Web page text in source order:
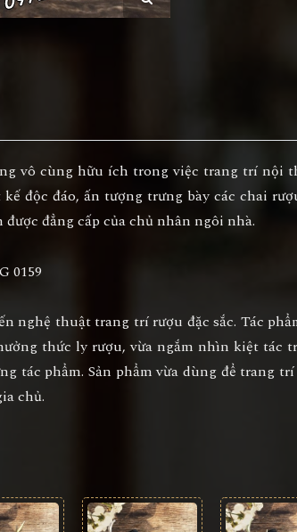
vô cùng hữu ích trong việc trang trí nội
độc đáo, ấn tượng trưng bày các chai
đẳng cấp của chủ nhân ngôi nhà.
nghệ thuật trang trí rượu đặc sắc. Tác
thức ly rượu, vừa ngắm nhìn kiệt tác
tác phẩm. Sản phẩm vừa dùng để trang
chủ.